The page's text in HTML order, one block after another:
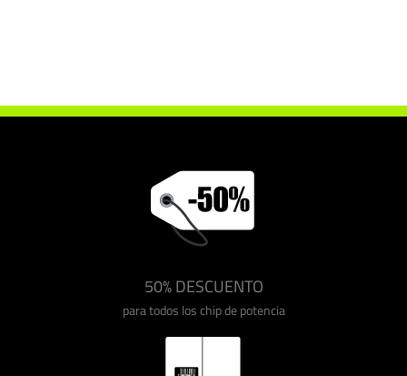
50% DESCUENTO
para todos los chip de potencia